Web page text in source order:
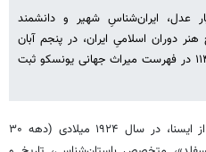
عدل، ایران‌شناسِ شهیر و دانشمند
دوران اسلامیِ ایران، در پنجم آبان
سال ۱۳۵۸ (۱۹۷۹ میلادی) به شماره ۱۱۴ در فهرست میراث جهانی یونسکو ثبت
به نقل از ایسنا، در سال ۱۹۲۴ میلادی (دهه ۳۰